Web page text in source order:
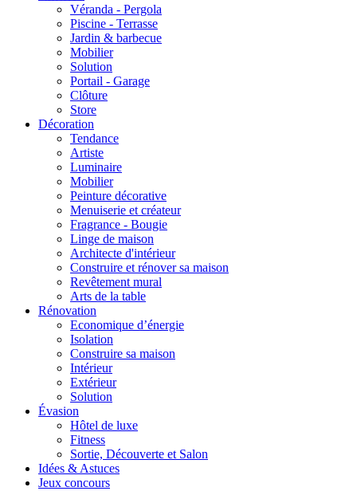
Véranda - Pergola
Piscine - Terrasse
Jardin & barbecue
Mobilier
Solution
Portail - Garage
Clôture
Store
Décoration
Tendance
Artiste
Luminaire
Mobilier
Peinture décorative
Menuiserie et créateur
Fragrance - Bougie
Linge de maison
Architecte d'intérieur
Construire et rénover sa maison
Revêtement mural
Arts de la table
Rénovation
Economique d’énergie
Isolation
Construire sa maison
Intérieur
Extérieur
Solution
Évasion
Hôtel de luxe
Fitness
Sortie, Découverte et Salon
Idées & Astuces
Jeux concours